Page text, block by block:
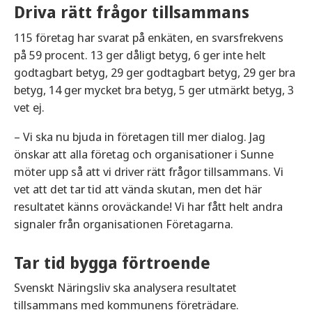
Driva rätt frågor tillsammans
115 företag har svarat på enkäten, en svarsfrekvens
på 59 procent. 13 ger dåligt betyg, 6 ger inte helt
godtagbart betyg, 29 ger godtagbart betyg, 29 ger bra
betyg, 14 ger mycket bra betyg, 5 ger utmärkt betyg, 3
vet ej.
– Vi ska nu bjuda in företagen till mer dialog. Jag
önskar att alla företag och organisationer i Sunne
möter upp så att vi driver rätt frågor tillsammans. Vi
vet att det tar tid att vända skutan, men det här
resultatet känns oroväckande! Vi har fått helt andra
signaler från organisationen Företagarna.
Tar tid bygga förtroende
Svenskt Näringsliv ska analysera resultatet
tillsammans med kommunens företrädare.